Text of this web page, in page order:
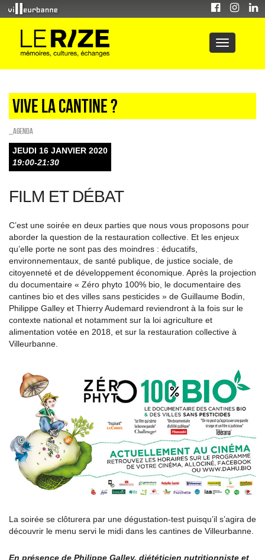
Vive la cantine ?
_Agenda
JEUDI 16 JANVIER 2020
19:00-21:30
FILM ET DÉBAT
C’est une soirée en deux parties que nous vous proposons pour
aborder la question de la restauration collective. Et les enjeux
qu’elle porte ne sont pas des moindres : éducatifs,
environnementaux, de santé publique, de justice sociale, de
citoyenneté et de développement économique. Après la projection
du documentaire « Zéro phyto 100% bio, le documentaire des
cantines bio et des villes sans pesticides » de Guillaume Bodin,
Philippe Galley et Thierry Audemard reviendront à la fois sur le
contexte national et notamment sur la loi agriculture et
alimentation votée en 2018, et sur la restauration collective à
Villeurbanne.
La soirée se clôturera par une dégustation-test puisqu’il s’agira de
découvrir le menu servi le midi dans les cantines de Villeurbanne.
En présence de Philippe Galley, diététicien nutritionniste et